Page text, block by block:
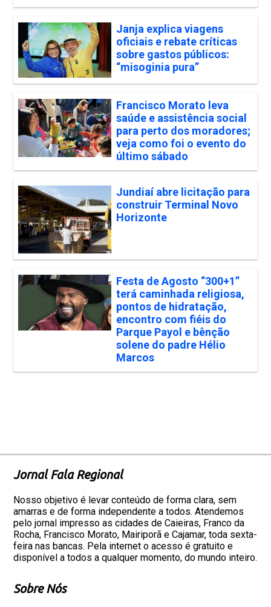
Janja explica viagens
oficiais e rebate críticas
sobre gastos públicos:
“misoginia pura”
Francisco Morato leva
saúde e assistência social
para perto dos moradores;
veja como foi o evento do
último sábado
Jundiaí abre licitação para
construir Terminal Novo
Horizonte
Festa de Agosto “300+1”
terá caminhada religiosa,
pontos de hidratação,
encontro com fiéis do
Parque Payol e bênção
solene do padre Hélio
Marcos
Jornal Fala Regional
Nosso objetivo é levar conteúdo de forma clara, sem
amarras e de forma independente a todos. Atendemos
pelo jornal impresso as cidades de Caieiras, Franco da
Rocha, Francisco Morato, Mairiporã e Cajamar, toda sexta-
feira nas bancas. Pela internet o acesso é gratuito e
disponível a todos a qualquer momento, do mundo inteiro.
Sobre Nós